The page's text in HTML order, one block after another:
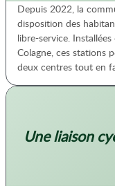
Depuis 2022, la
disposition des
libre-service.
Colagne, ces stations
deux centres tout en
Une liaison